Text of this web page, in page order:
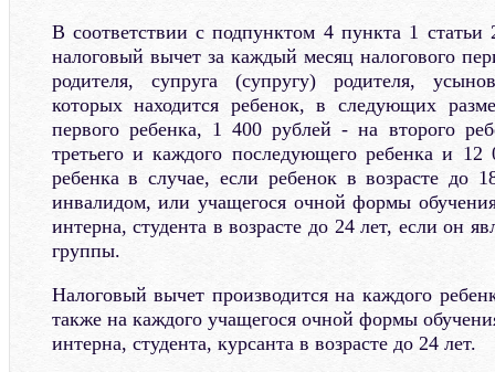
В соответствии с подпунктом 4 пункта 1 статьи
налоговый вычет за каждый месяц налогового
родителя, супруга (супругу) родителя,
которых находится ребенок, в следующих
первого ребенка, 1 400 рублей - на второго
третьего и каждого последующего ребенка и
ребенка в случае, если ребенок в возрасте до
инвалидом, или учащегося очной формы
интерна, студента в возрасте до 24 лет, если он
группы.
Налоговый вычет производится на каждого
также на каждого учащегося очной формы
интерна, студента, курсанта в возрасте до 24 лет.